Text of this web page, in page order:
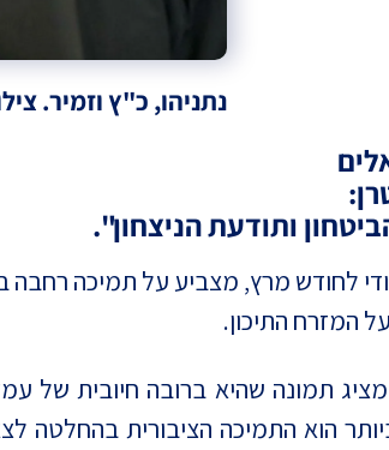
נתניהו, כ"ץ וזמיר.
ותודעת הניצחון".
לחודש מרץ, מצביע על תמיכה רחבה
המזרח התיכון.
תמונה שהיא ברובה חיובית של